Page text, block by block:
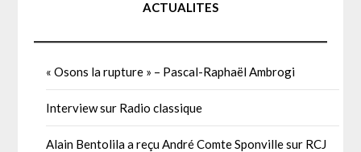
ACTUALITES
« Osons la rupture » – Pascal-Raphaël Ambrogi
Interview sur Radio classique
Alain Bentolila a reçu André Comte Sponville sur RCJ